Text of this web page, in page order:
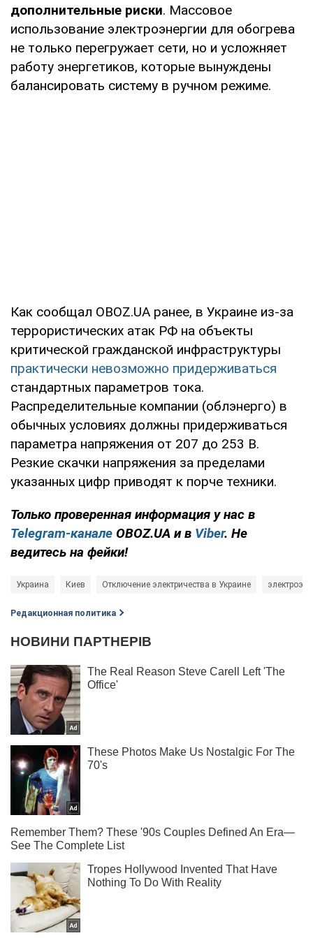
дополнительные риски. Массовое
использование электроэнергии для обогрева
не только перегружает сети, но и усложняет
работу энергетиков, которые вынуждены
балансировать систему в ручном режиме.
Как сообщал OBOZ.UA ранее, в Украине из-за
террористических атак РФ на объекты
критической гражданской инфраструктуры
практически невозможно придерживаться
стандартных параметров тока.
Распределительные компании (облэнерго) в
обычных условиях должны придерживаться
параметра напряжения от 207 до 253 В.
Резкие скачки напряжения за пределами
указанных цифр приводят к порче техники.
Только проверенная информация у нас в
Telegram-канале OBOZ.UA и в Viber. Не
ведитесь на фейки!
Украина Киев Отключение электричества в Украине
Редакционная политика